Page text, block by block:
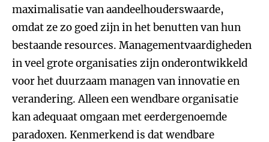
maximalisatie van aandeelhouderswaarde,
omdat ze zo goed zijn in het benutten van hun
bestaande resources. Managementvaardigheden
in veel grote organisaties zijn onderontwikkeld
voor het duurzaam managen van innovatie en
verandering. Alleen een wendbare organisatie
kan adequaat omgaan met eerdergenoemde
paradoxen. Kenmerkend is dat wendbare